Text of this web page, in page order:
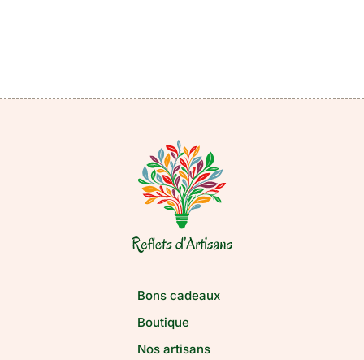
Bons cadeaux
Boutique
Nos artisans